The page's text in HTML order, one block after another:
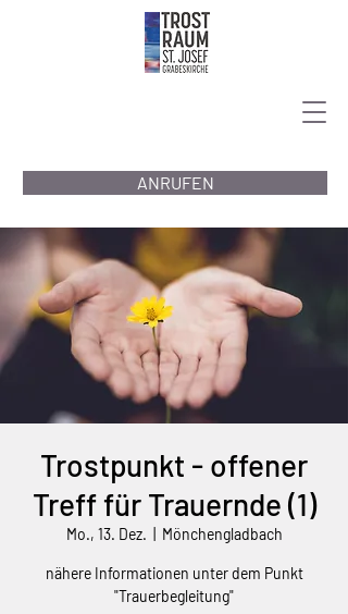
ANRUFEN
Trostpunkt - offener
Treff für Trauernde (1)
Mo., 13. Dez. Mönchengladbach
nähere Informationen unter dem Punkt
"Trauerbegleitung"